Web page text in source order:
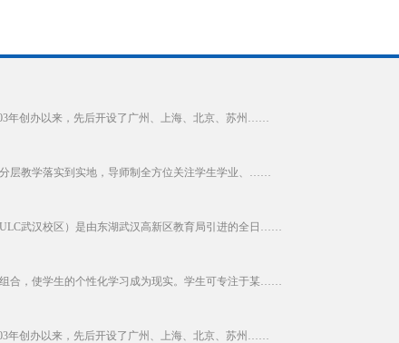
年创办以来，先后开设了广州、上海、北京、苏州……
层教学落实到实地，导师制全方位关注学生学业、……
武汉校区）是由东湖武汉高新区教育局引进的全日……
合，使学生的个性化学习成为现实。学生可专注于某……
年创办以来，先后开设了广州、上海、北京、苏州……